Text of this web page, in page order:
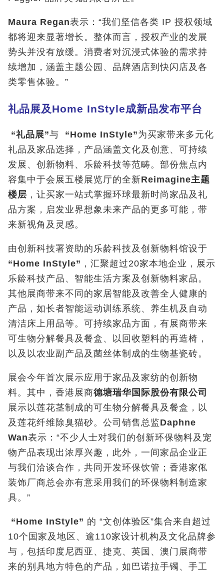
Maura Regan表示：“我们坚信各类 IP 授权领域
都将迎来显著增长。整体而言，授权产业的发展
势头并没有放缓。消费者对沉浸式体验的需求持
续增加，涵盖主题公园、品牌酒店到快闪店及各
类零售体验。”
礼品展及 Home InStyle成新品发布平台
“礼品展”与 “Home InStyle”为买家带来多元化
礼品及家品选择，产品涵盖文化及创意、可持续
发展、创新物料、乐龄科技等范畴。部份焦点内
容集中于会展五楼展览厅的全新Reimagine主题
楼层 ，让买家一站式掌握环球最新时尚家品及礼
品方案，启发业界想象未来产品的更多可能，带
来新视角及灵感。
由创新科技署资助的乐龄科技及创新物料馆设于
“Home InStyle” ，汇聚超过20家本地企业，展示
乐龄科技产品、智能生活方案及创新物料家品。
其他展商带来不同的家居智能及改善全人健康的
产品，如长者智能运动训练系统、养生机及自动
清洁床上用品等。可持续家品方面，有展商带来
可生物分解餐具及餐盒、以回收塑料的再造椅，
以及以农业副产品及菌丝体制成的生物基瓷砖。
展会今年首次展示应用于家品及家纺的创新物
料。其中，香港展商德塘瑞华国际股份有限公司
展示以莲花茎制成的可生物分解餐具及餐盒，以
及莲花纤维除臭猫砂。公司销售总监Daphne
Wan表示：“不少人士对我们的创新环保物料及宠
物产品表现出浓厚兴趣，此外，一间家品企业正
与我们洽谈合作，共同开发环保饮管；香港家俬
装饰厂商总会亦有意采用我们的环保物料制造家
具。”
“Home InStyle” 的 “文创体验区”集合来自超过
10个国家及地区、逾110家设计机构及文化品牌参
与，包括印度尼西亚、捷克、英国、澳门展商带
来的别具地方特色的产品，如巴诺拉手镯、手工